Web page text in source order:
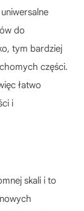
do
tym bardziej
części.
łatwo
i
skali i to